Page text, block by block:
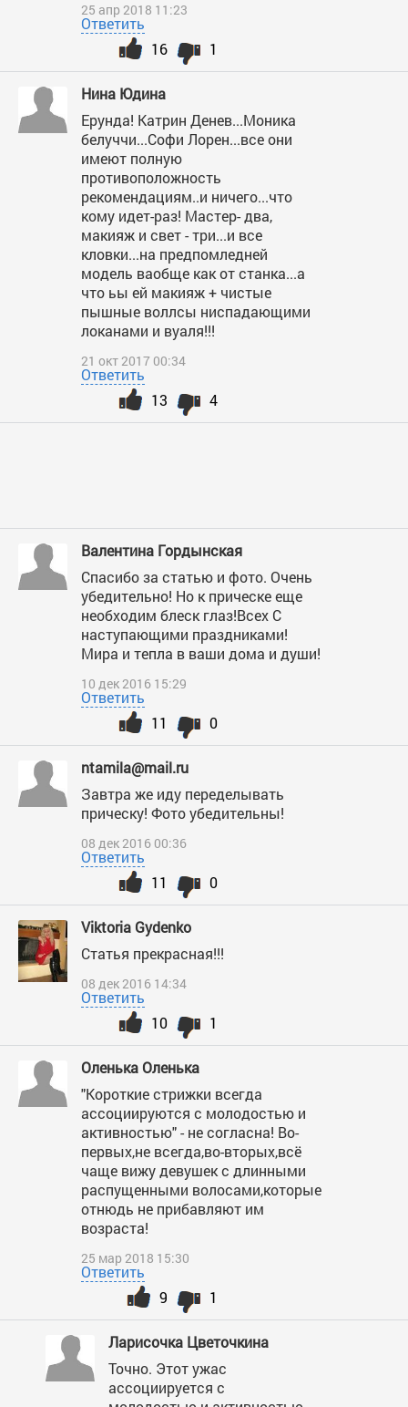
25 апр 2018 11:23
Ответить
1
16
Нина Юдина
Ерунда! Катрин Денев...Моника
белуччи...Софи Лорен...все они
имеют полную
противоположность
рекомендациям..и ничего...что
кому идет-раз! Мастер- два,
макияж и свет - три...и все
кловки...на предпомледней
модель ваобще как от станка...а
что ьы ей макияж + чистые
пышные воллсы ниспадающими
локанами и вуаля!!!
21 окт 2017 00:34
Ответить
4
13
Валентина Гордынская
Спасибо за статью и фото. Очень
убедительно! Но к прическе еще
необходим блеск глаз!Всех С
наступающими праздниками!
Мира и тепла в ваши дома и души!
10 дек 2016 15:29
Ответить
0
11
ntamila@mail.ru
Завтра же иду переделывать
прическу! Фото убедительны!
08 дек 2016 00:36
Ответить
0
11
Viktoria Gydenko
Статья прекрасная!!!
08 дек 2016 14:34
Ответить
1
10
Оленька Оленька
"Короткие стрижки всегда
ассоциируются с молодостью и
активностью" - не согласна! Во-
первых,не всегда,во-вторых,всё
чаще вижу девушек с длинными
распущенными волосами,которые
отнюдь не прибавляют им
возраста!
25 мар 2018 15:30
Ответить
1
9
Ларисочка Цветочкина
Точно. Этот ужас
ассоциируется с